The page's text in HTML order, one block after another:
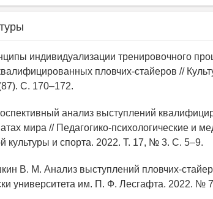
индивидуализации тренировочного
пловчих-стайеров //
С. 170–172.
анализ выступлений
мира // Педагогико-психологические и
культуры и спорта. 2022. Т. 17, № 3. С. 5–9.
В. М. Анализ выступлений пловчих-
университета им. П. Ф. Лесгафта. 2022. №